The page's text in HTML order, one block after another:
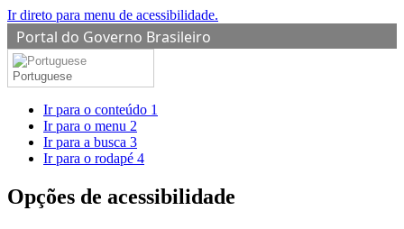
Ir direto para menu de acessibilidade.
Portal do Governo Brasileiro
Portuguese
Ir para o conteúdo 1
Ir para o menu 2
Ir para a busca 3
Ir para o rodapé 4
Opções de acessibilidade